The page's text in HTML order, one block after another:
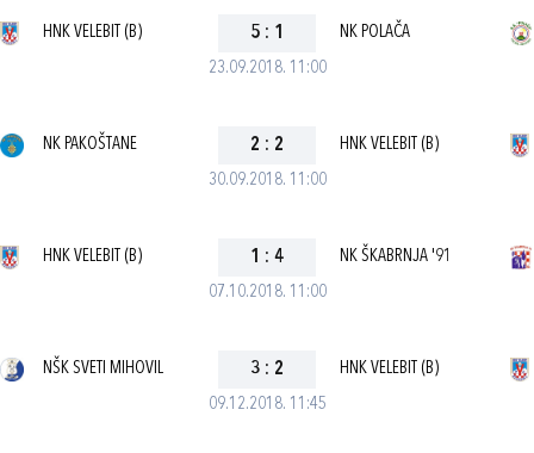
23.09.2018. 11:00
HNK VELEBIT (B) 5 : 1 NK POLAČA
30.09.2018. 11:00
NK PAKOŠTANE 2 : 2 HNK VELEBIT (B)
07.10.2018. 11:00
HNK VELEBIT (B) 1 : 4 NK ŠKABRNJA '91
09.12.2018. 11:45
NŠK SVETI MIHOVIL 3 : 2 HNK VELEBIT (B)